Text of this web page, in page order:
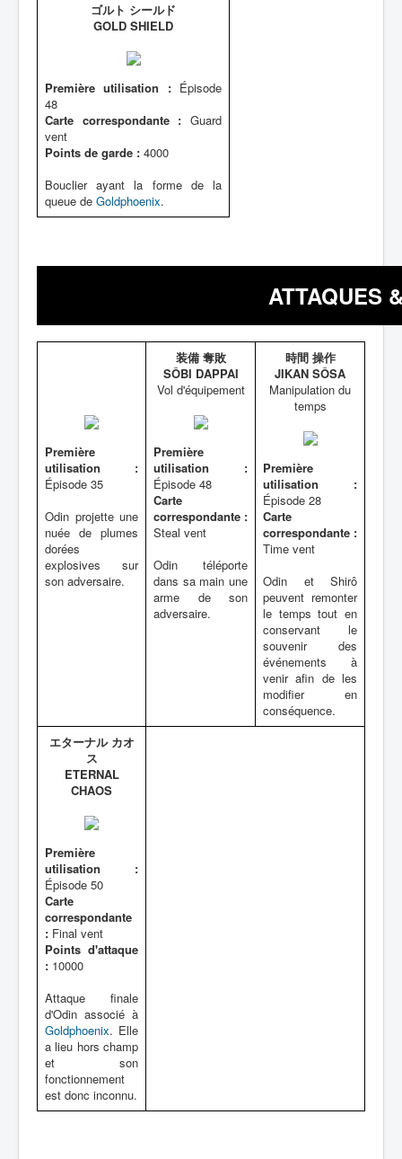
ゴルト シールド
GOLD SHIELD
Première utilisation :Épisode
48
Carte correspondante : Guard
vent
Points de garde : 4000
Bouclier ayant la forme de la
queue de Goldphoenix.
ATTAQUES
Première
utilisation :
Épisode 35
Odin projette une
nuée de plumes
dorées
explosives sur
son adversaire.
装備 奪敗
SÔBI DAPPAI
Vol d'équipement
Première
utilisation :
Épisode 48
Carte
correspondante :
Steal vent
Odin téléporte
dans sa main une
arme de son
adversaire.
時間 操作
JIKAN SÔSA
Manipulation du
temps
Première
utilisation :
Épisode 28
Carte
correspondante :
Time vent
Odin et Shirô
peuvent remonter
le temps tout en
conservant le
souvenir des
événements à
venir afin de les
modifier en
conséquence.
エターナル カオ
ス
ETERNAL
CHAOS
Première
utilisation :
Épisode 50
Carte
correspondante
: Final vent
Points d'attaque
: 10000
Attaque finale
d'Odin associé à
Goldphoenix. Elle
a lieu hors champ
et son
fonctionnement
est donc inconnu.